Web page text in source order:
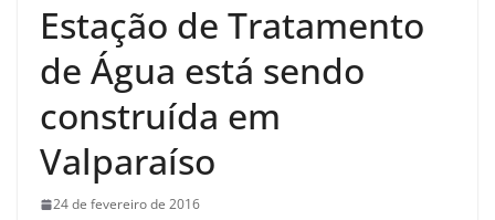
Estação de Tratamento
de Água está sendo
construída em
Valparaíso
24 de fevereiro de 2016